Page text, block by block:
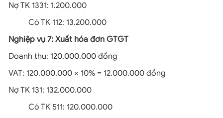
Nợ TK 1331: 1.200.000
Có TK 112: 13.200.000
Nghiệp vụ 7: Xuất hóa đơn GTGT
Doanh thu: 120.000.000 đồng
VAT: 120.000.000 × 10% = 12.000.000 đồng
Nợ TK 131: 132.000.000
Có TK 511: 120.000.000